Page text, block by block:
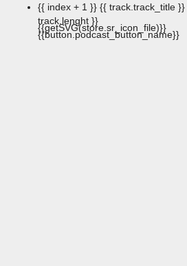
{{ index + 1 }} {{ track.track_title }}
track.lenght }}
{{getSVG(store.sr_icon_file)}}
{{button.podcast_button_name}}